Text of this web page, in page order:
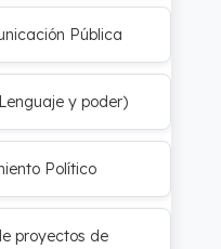
Pública
y poder)
Político
proyectos de